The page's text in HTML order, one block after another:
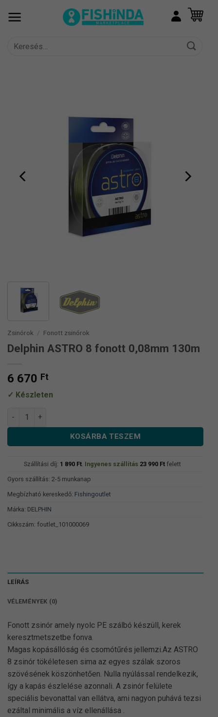
Keresés
Zsinórok / Fonott zsinórok
Delphin ASTRO 8 fonott 0,08mm 130m
6 670 Ft
Készleten
Delphin ASTRO 8 fonott 0,08mm 130m mennyiség
KOSÁRBA TESZEM
Szállítási díj: 1 890 Ft. Ingyenes szállítás 23 990 Ftfelett
Gyors szállítás: 2-5 munkanap
Megbízható kereskedő: Fishingoutlet
Márka: DELPHIN
Cikkszám: foutlet_101000069
LEÍRÁS
VÉLEMÉNYEK (0)
Fonott zsinór amely nyolc PE szálbó készüll, kerek
keresztmetszetbe fonva.
Magas kopásállóság és csomótűrés jellemzi.Az ASTRO
8 zsinór tökéletesen sima az egyes szálak szoros
szövésének köszönhetően. Nulla nyúlással rendelkezik,
így a kapás észlelése azonnali. A zsinór felülete
speciális bevonattal van ellátva, ami nagyon puhává tezsi
ezáltal minimális a víz ellenállása .